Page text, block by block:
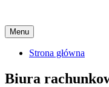
Menu Skip
to
content
Strona główna
Biura